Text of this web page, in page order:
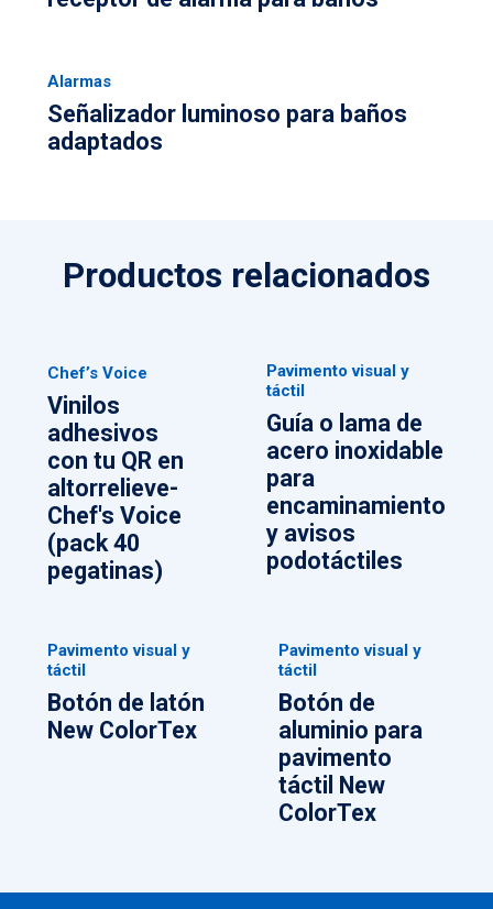
Alarmas
Señalizador luminoso para baños
adaptados
Productos relacionados
Chef’s Voice
Vinilos
adhesivos
con tu QR en
altorrelieve-
Chef's Voice
(pack 40
pegatinas)
Pavimento visual y
táctil
Guía o lama de
acero inoxidable
para
encaminamiento
y avisos
podotáctiles
Pavimento visual y
táctil
Botón de latón
New ColorTex
Pavimento visual y
táctil
Botón de
aluminio para
pavimento
táctil New
ColorTex